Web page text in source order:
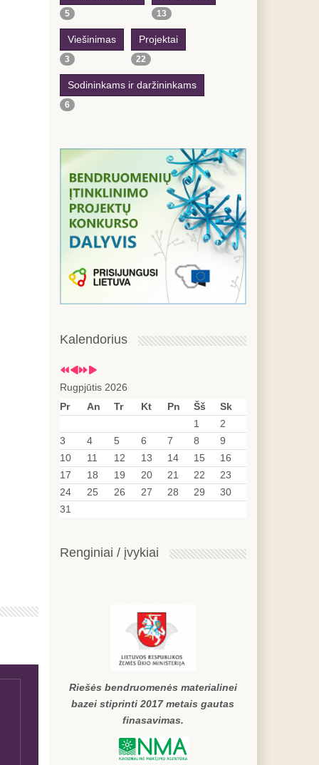
5 13
Viešinimas
3
Projektai
22
Sodininkams ir daržininkams
6
Kalendorius
Rugpjūtis 2026
Pr
An Tr Kt Pn Šš
Sk
1
2
3
4 5 6 7 8
9
10
11 12 13 14 15
16
17
18 19 20 21 22
23
24
25 26 27 28 29
30
31
Renginiai / įvykiai
Riešės bendruomenės materialinei
bazei stiprinti 2017 metais gautas
finasavimas.